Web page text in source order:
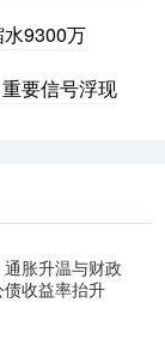
9300万
要信号浮现
胀升温与财政
收益率抬升